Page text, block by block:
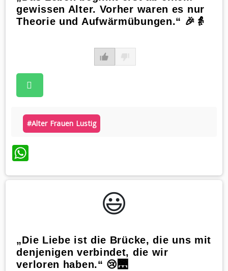
gewissen Alter. Vorher waren es nur
Theorie und Aufwärmübungen.“ 🎉👵
#alter Frauen Lustig
WhatsApp
😃️
„Die Liebe ist die Brücke, die uns mit
denjenigen verbindet, die wir
verloren haben.“ 😢🌉